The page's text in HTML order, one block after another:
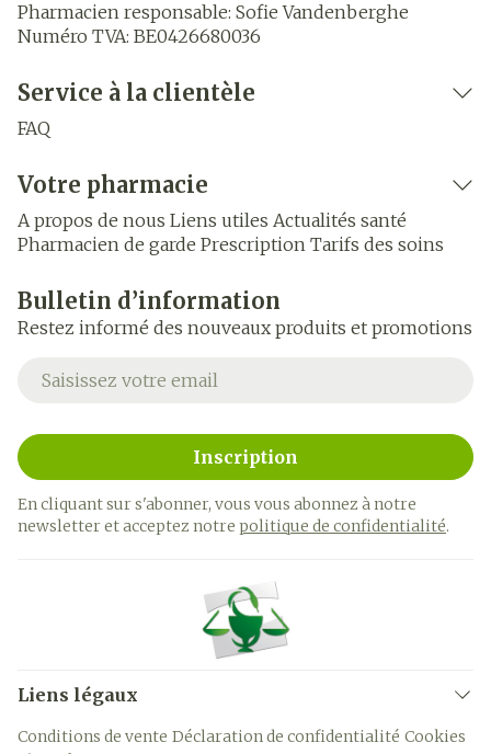
Pharmacien responsable: Sofie Vandenberghe
Numéro TVA: BE0426680036
Service à la clientèle
FAQ
Votre pharmacie
A propos de nous Liens utiles Actualités santé
Pharmacien de garde Prescription Tarifs des soins
Bulletin d’information
Restez informé des nouveaux produits et promotions
Adresse mail
Inscription
En cliquant sur s'abonner, vous vous abonnez à notre
newsletter et acceptez notre politique de confidentialité.
Liens légaux
Conditions de vente Déclaration de confidentialité Cookies